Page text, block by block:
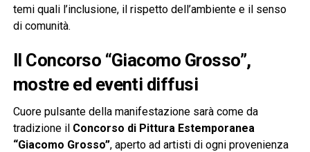
temi quali l’inclusione, il rispetto dell’ambiente e il senso
di comunità.
Il Concorso “Giacomo Grosso”,
mostre ed eventi diffusi
Cuore pulsante della manifestazione sarà come da
tradizione il Concorso di Pittura Estemporanea
“Giacomo Grosso”, aperto ad artisti di ogni provenienza